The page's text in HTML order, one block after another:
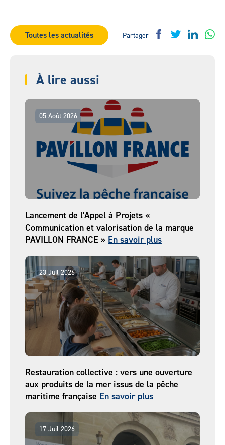
Toutes les actualités Partager
À lire aussi
05 Août 2026
Lancement de l’Appel à Projets «
Communication et valorisation de la marque
PAVILLON FRANCE » En savoir plus
23 Juil 2026
Restauration collective : vers une ouverture
aux produits de la mer issus de la pêche
maritime française En savoir plus
17 Juil 2026